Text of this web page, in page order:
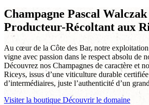
Champagne Pascal Walczak
Producteur-Récoltant aux
Au cœur de la Côte des Bar, notre
vigne avec passion dans le respect absolu de
Découvrez nos Champagnes de caractère et
Riceys, issus d’une viticulture durable
d’intermédiaires, juste l’authenticité d’un
Visiter la boutique Découvrir le domaine